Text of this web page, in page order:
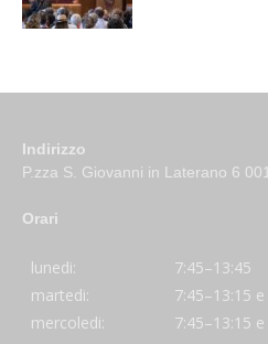
Indirizzo
P.zza S. Giovanni in Laterano 6
Orari
lunedi:
7:45–13:45
martedi:
7:45–13:15
mercoledi:
7:45–13:15